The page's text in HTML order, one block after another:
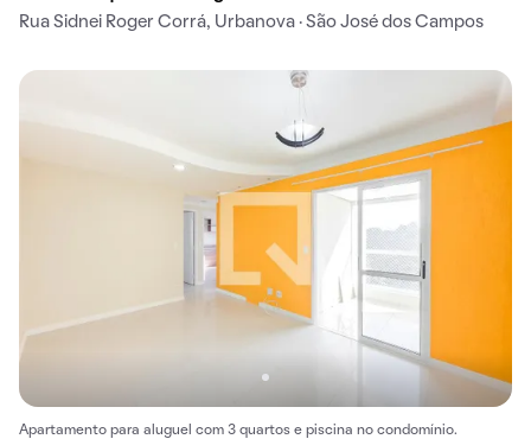
Rua Sidnei Roger Corrá, Urbanova · São José dos Campos
Apartamento para aluguel com 3 quartos e piscina no condomínio.